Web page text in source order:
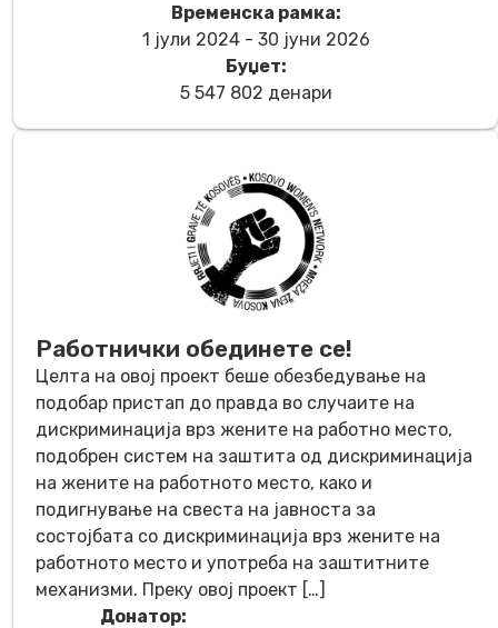
Временска рамка:
1 јули 2024 - 30 јуни 2026
Буџет:
5 547 802 денари
Работнички обединете се!
Целта на овој проект беше обезбедување на
подобар пристап до правда во случаите на
дискриминација врз жените на работно место,
подобрен систем на заштита од дискриминација
на жените на работното место, како и
подигнување на свеста на јавноста за
состојбата со дискриминација врз жените на
работното место и употреба на заштитните
механизми. Преку овој проект […]
Донатор: